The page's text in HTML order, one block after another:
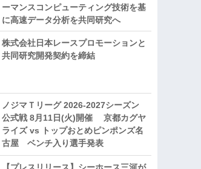
ーマンスコンピューティング技術を基
に⾼速データ分析を共同研究へ
株式会社日本レースプロモーションと
共同研究開発契約を締結
ノジマＴリーグ 2026-2027シーズン
公式戦 8月11日(火)開催 京都カグヤ
ライズ vs トップおとめピンポンズ名
古屋 ベンチ入り選手発表